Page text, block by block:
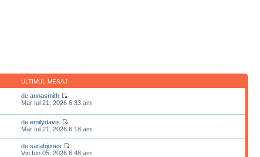
ULTIMUL MESAJ
deannasmith
Mar Iul 21, 2026 6:33 am
deemilydavis
Mar Iul 21, 2026 6:18 am
desarahjones
Vin Iun 05, 2026 6:48 am